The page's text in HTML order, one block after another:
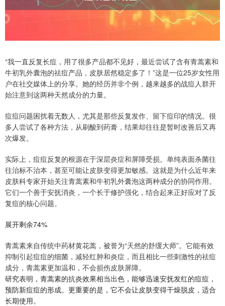
“我一直反复长痘，用了很多产品都不见好，最近尝试了含有青蒿素和
牛初乳外囊泡的祛痘产品，皮肤居然稳定多了！”这是一位25岁女性用
户在社交媒体上的分享。她的经历并非个例，越来越多的战痘人群开
始注意到这两种天然成分的力量。
痘痘问题困扰着无数人，尤其是那些反复发作、留下痘印的情况。很
多人尝试了各种方法，从刷酸到药膏，结果却往往是暂时改善后又再
次爆发。
实际上，痘痘反复的根源在于深层炎症和屏障受损。单纯表面杀菌往
往治标不治本，甚至可能让皮肤变得更加敏感。这就是为什么近年来
皮肤科专家开始关注青蒿素和牛初乳外囊泡这两种成分的协同作用。
它们一个善于安抚消炎，一个长于修护强化，结合起来正好应对了反
复痘的核心问题。
展开剩余74%
青蒿素来自传统中药材黄花蒿，被誉为“天然的舒缓大师”。它能有效
抑制引起痘痘的细菌，减轻红肿和炎症，而且相比一些刺激性的祛痘
成分，青蒿素更加温和，不会损伤皮肤屏障。
研究表明，青蒿素的抗炎效果相当出色，能够迅速安抚发红的痘痘，
预防新痘痘的形成。更重要的是，它不会让皮肤变得干燥脱皮，适合
长期使用。